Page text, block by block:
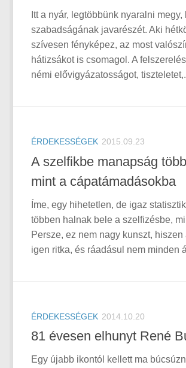
Itt a nyár, legtöbbünk nyaralni
szabadságának javarészét. Aki
szívesen fényképez, az most
hátizsákot is csomagol. A
némi elővigyázatosságot,
ÉRDEKESSÉGEK 2015.09.23
A szelfikbe manapság
mint a cápatámadásokba
Íme, egy hihetetlen, de igaz
többen halnak bele a szelfizésbe,
Persze, ez nem nagy kunszt,
igen ritka, és ráadásul nem minden
ÉRDEKESSÉGEK 2014.10.20
81 évesen elhunyt René
Egy újabb ikontól kellett ma